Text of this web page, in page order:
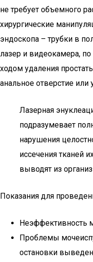
не требует объемного
хирургические
эндоскопа – трубки в
лазер и видеокамера,
ходом удаления
анальное отверстие или
Лазерная
подразумевает
нарушения
иссечения тканей
выводят из
Показания для
Неэффективность
Проблемы
остановки